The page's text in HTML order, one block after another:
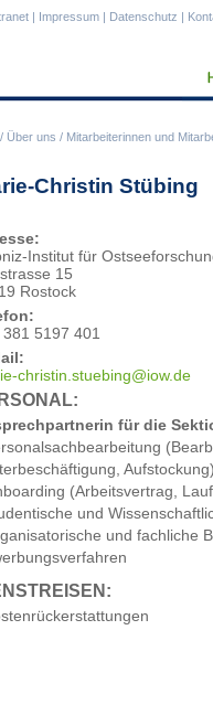
Über uns / Mitarbeiterinnen und
| Impressum | Datenschutz |
Christin Stübing
Institut für
15
Rostock
381 5197 401
e-christin.stuebing@iow.de
für die
(Arbeitsvertrag,
und
und fachliche